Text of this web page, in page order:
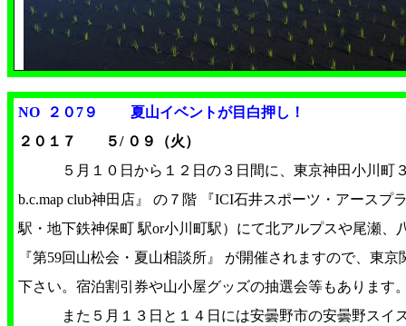
NO ２０7９ 夏山イベントが目白押し！
２０１７ ５/ ０９（火）
５月１０日から１２日の３日間に、東京神田小川町
b.c.map club神田店』 の７階 『ICI石井スポーツ・アースプ
駅・地下鉄神保町 駅or小川町駅）にて北アルプスや尾瀬、
『第59回山松会・夏山相談所』 が開催されますので、東
下さい。宿泊割引券や山小屋グッズの抽選会等もあります
また５月１３日と１４日には安曇野市の安曇野スイス